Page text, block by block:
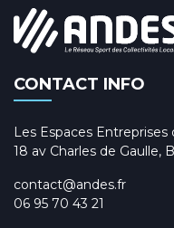
CONTACT INFO
Les Espaces Entreprises
18 av Charles de Gaulle,
contact@andes.fr
06 95 70 43 21